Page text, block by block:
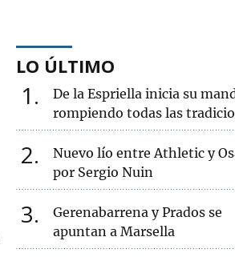
LO ÚLTIMO
1
De la Espriella inicia su
rompiendo todas las
2
Nuevo lío entre Athletic y
por Sergio Nuin
3
Gerenabarrena y Prados se
apuntan a Marsella